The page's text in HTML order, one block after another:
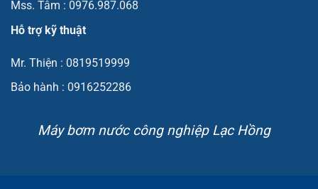
Mss. Tâm : 0976.987.068
Hỗ trợ kỹ thuật
Mr. Thiện : 0819519999
Bảo hành : 0916252286
Máy bơm nước công nghiệp Lạc Hồng